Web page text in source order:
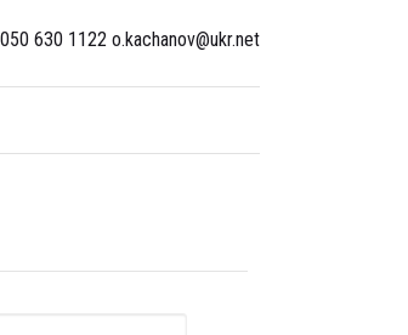
630 1122 o.kachanov@ukr.net